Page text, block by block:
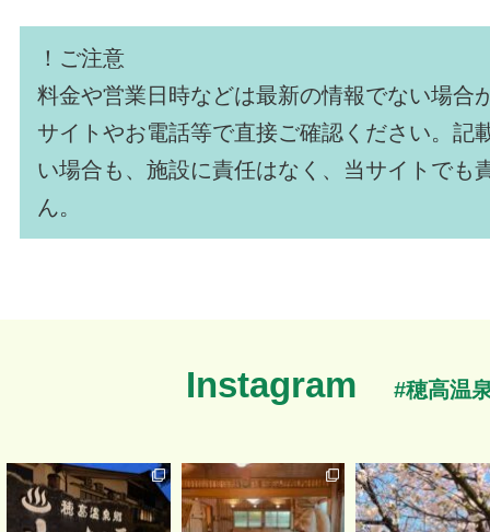
！ご注意
料金や営業日時などは最新の情報でない場合
サイトやお電話等で直接ご確認ください。記
い場合も、施設に責任はなく、当サイトでも
ん。
Instagram #穂高温
：
ジジババ➰
ドライブ😉👍🚙💨
...
2026.6
豪商の宿 穂高城
...
桜の安曇野🌸
前日受付
もう楽しい...